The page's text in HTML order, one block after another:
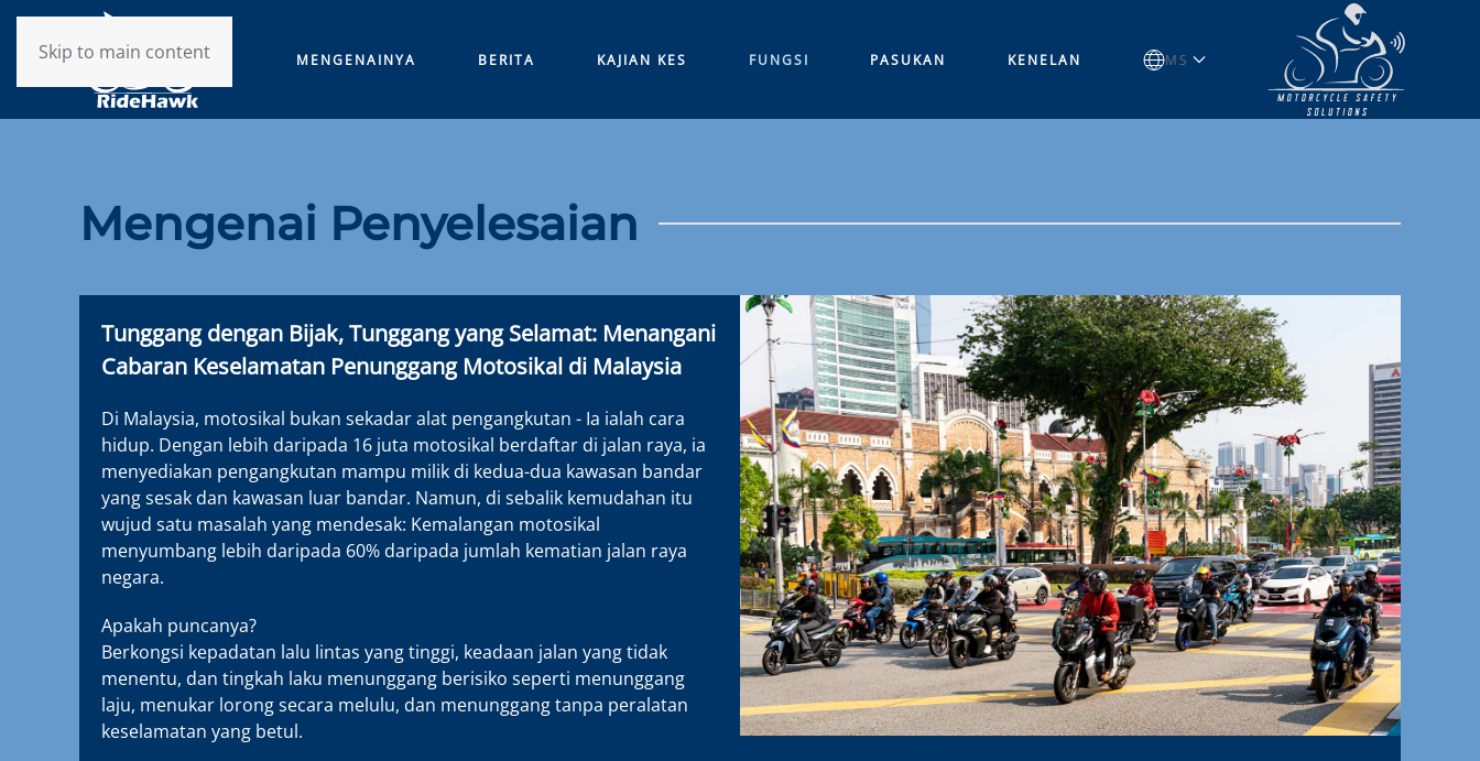
Skip to main content MENGENAINYA BERITA KAJIAN KES FUNGSI PASUKAN KENELAN MS
Mengenai Penyelesaian
Tunggang dengan Bijak, Tunggang yang Selamat: Menangani
Cabaran Keselamatan Penunggang Motosikal di Malaysia
Di Malaysia, motosikal bukan sekadar alat pengangkutan - Ia ialah cara
hidup. Dengan lebih daripada 16 juta motosikal berdaftar di jalan raya, ia
menyediakan pengangkutan mampu milik di kedua-dua kawasan bandar
yang sesak dan kawasan luar bandar. Namun, di sebalik kemudahan itu
wujud satu masalah yang mendesak: Kemalangan motosikal
menyumbang lebih daripada 60% daripada jumlah kematian jalan raya
negara.
Apakah puncanya?
Berkongsi kepadatan lalu lintas yang tinggi, keadaan jalan yang tidak
menentu, dan tingkah laku menunggang berisiko seperti menunggang
laju, menukar lorong secara melulu, dan menunggang tanpa peralatan
keselamatan yang betul.